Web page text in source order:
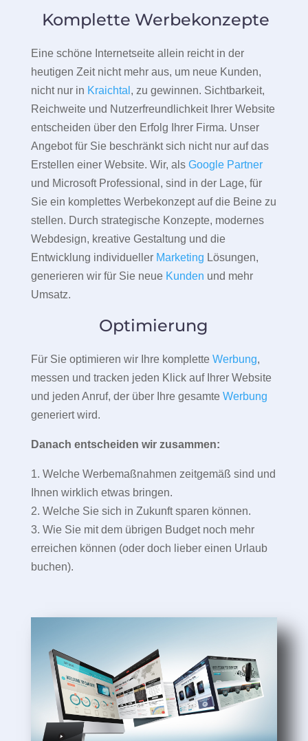
Komplette Werbekonzepte
Eine schöne Internetseite allein reicht in der
heutigen Zeit nicht mehr aus, um neue Kunden,
nicht nur in Kraichtal , zu gewinnen. Sichtbarkeit,
Reichweite und Nutzerfreundlichkeit Ihrer Website
entscheiden über den Erfolg Ihrer Firma. Unser
Angebot für Sie beschränkt sich nicht nur auf das
Erstellen einer Website. Wir, als Google Partner
und Microsoft Professional, sind in der Lage, für
Sie ein komplettes Werbekonzept auf die Beine zu
stellen. Durch strategische Konzepte, modernes
Webdesign, kreative Gestaltung und die
Entwicklung individueller Marketing Lösungen,
generieren wir für Sie neue Kunden und mehr
Umsatz.
Optimierung
Für Sie optimieren wir Ihre komplette Werbung,
messen und tracken jeden Klick auf Ihrer Website
und jeden Anruf, der über Ihre gesamte Werbung
generiert wird.
Danach entscheiden wir zusammen:
1. Welche Werbemaßnahmen zeitgemäß sind und
Ihnen wirklich etwas bringen.
2. Welche Sie sich in Zukunft sparen können.
3. Wie Sie mit dem übrigen Budget noch mehr
erreichen können (oder doch lieber einen Urlaub
buchen).